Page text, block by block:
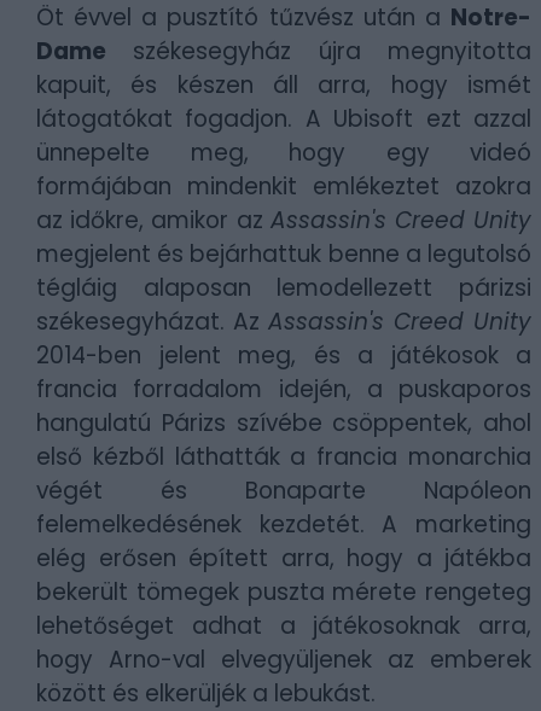
Öt évvel a pusztító tűzvész után a Notre-
Dame székesegyház újra megnyitotta
kapuit, és készen áll arra, hogy ismét
látogatókat fogadjon. A Ubisoft ezt azzal
ünnepelte meg, hogy egy videó
formájában mindenkit emlékeztet azokra
az időkre, amikor az Assassin's Creed Unity
megjelent és bejárhattuk benne a legutolsó
tégláig alaposan lemodellezett párizsi
székesegyházat. Az Assassin's Creed Unity
2014-ben jelent meg, és a játékosok a
francia forradalom idején, a puskaporos
hangulatú Párizs szívébe csöppentek, ahol
első kézből láthatták a francia monarchia
végét és Bonaparte Napóleon
felemelkedésének kezdetét. A marketing
elég erősen épített arra, hogy a játékba
bekerült tömegek puszta mérete rengeteg
lehetőséget adhat a játékosoknak arra,
hogy Arno-val elvegyüljenek az emberek
között és elkerüljék a lebukást.